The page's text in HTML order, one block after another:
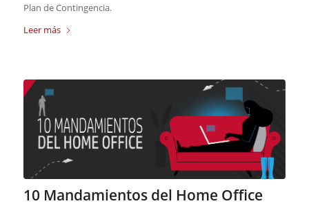
Plan de Contingencia.
Leer más
10 Mandamientos del Home Office